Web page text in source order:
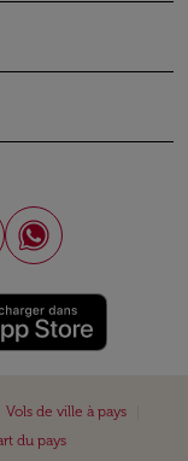
Vols de ville à pays
du pays